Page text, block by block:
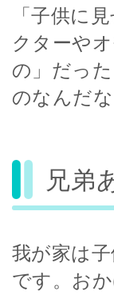
「子供に
クターや
の」だっ
のなんだ
兄弟
我が家は
です。お